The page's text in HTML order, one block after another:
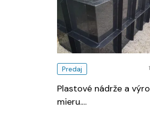
Predaj
Plastové nádrže a
mieru.…